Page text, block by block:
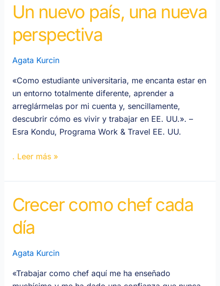
Un nuevo país, una nueva
perspectiva
Agata Kurcin
«Como estudiante universitaria, me encanta estar en
un entorno totalmente diferente, aprender a
arreglármelas por mi cuenta y, sencillamente,
descubrir cómo es vivir y trabajar en EE. UU.». –
Esra Kondu, Programa Work & Travel EE. UU.
Un
nuevo
país,
una
nueva
. Leer más »
Crecer como chef cada
día
Agata Kurcin
«Trabajar como chef aquí me ha enseñado
Crecer
como
chef
cada
día